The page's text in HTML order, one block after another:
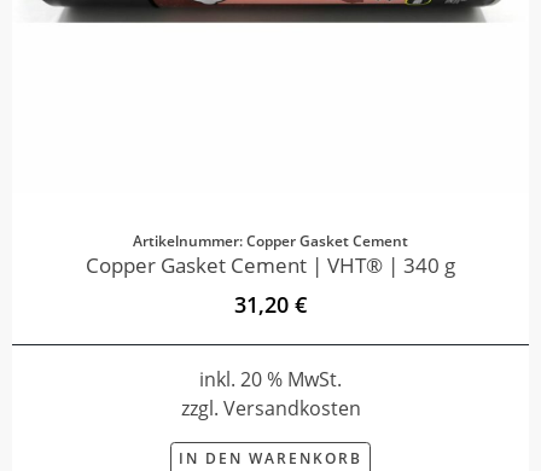
Artikelnummer: Copper Gasket Cement
Copper Gasket Cement | VHT® | 340 g
31,20 €
inkl. 20 % MwSt.
zzgl. Versandkosten
IN DEN WARENKORB